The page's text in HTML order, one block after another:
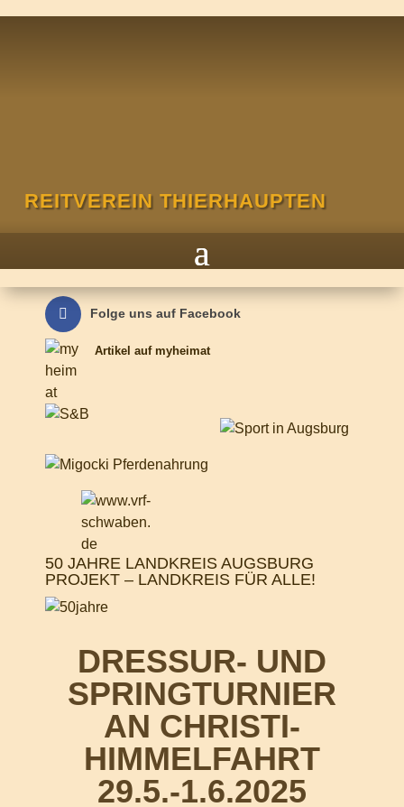
REITVEREIN THIERHAUPTEN
Folge uns auf Facebook
Artikel auf myheimat
50 JAHRE LANDKREIS AUGSBURG
PROJEKT – LANDKREIS FÜR ALLE!
DRESSUR- UND
SPRINGTURNIER
AN CHRISTI-
HIMMELFAHRT
29.5.-1.6.2025